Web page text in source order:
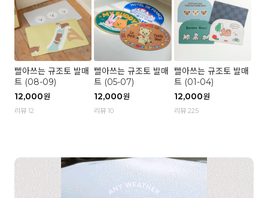
빨아쓰는 규조토 발매
트 (08-09)
12,000원
리뷰 12
빨아쓰는 규조토 발매
트 (05-07)
12,000원
리뷰 10
빨아쓰는 규조토 발매
트 (01-04)
12,000원
리뷰 225